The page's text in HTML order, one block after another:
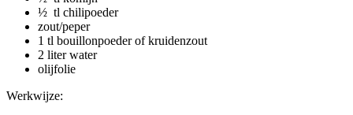
½ tl chilipoeder
zout/peper
1 tl bouillonpoeder of kruidenzout
2 liter water
olijfolie
Werkwijze: